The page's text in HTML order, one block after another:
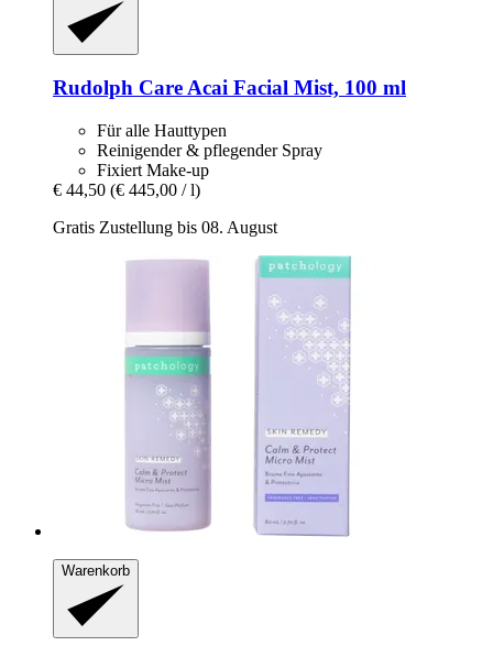
Rudolph Care Acai Facial Mist, 100 ml
Für alle Hauttypen
Reinigender & pflegender Spray
Fixiert Make-up
€ 44,50 (€ 445,00 / l)
Gratis Zustellung bis 08. August
Warenkorb